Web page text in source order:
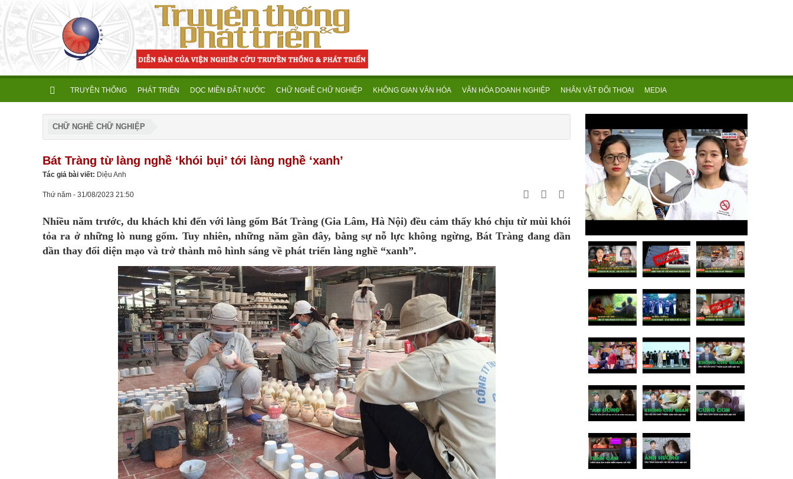
TRUYỀN THỐNG PHÁT TRIỂN DỌC MIỀN ĐẤT NƯỚC CHỮ NGHỀ CHỮ NGHIỆP KHÔNG GIAN VĂN HÓA VĂN HÓA DOANH NGHIỆP NHÂN VẬT ĐỐI THOẠI MEDIA
CHỮ NGHỀ CHỮ NGHIỆP
Bát Tràng từ làng nghề ‘khói bụi’ tới làng nghề ‘xanh’
Tác giả bài viết: Diệu Anh
Thứ năm - 31/08/2023 21:50
Nhiều năm trước, du khách khi đến với làng gốm Bát Tràng (Gia Lâm, Hà Nội) đều cảm thấy khó chịu từ mùi khói
tỏa ra ở những lò nung gốm. Tuy nhiên, những năm gần đây, bằng sự nỗ lực không ngừng, Bát Tràng đang dần
dần thay đổi diện mạo và trở thành mô hình sáng về phát triển làng nghề “xanh”.